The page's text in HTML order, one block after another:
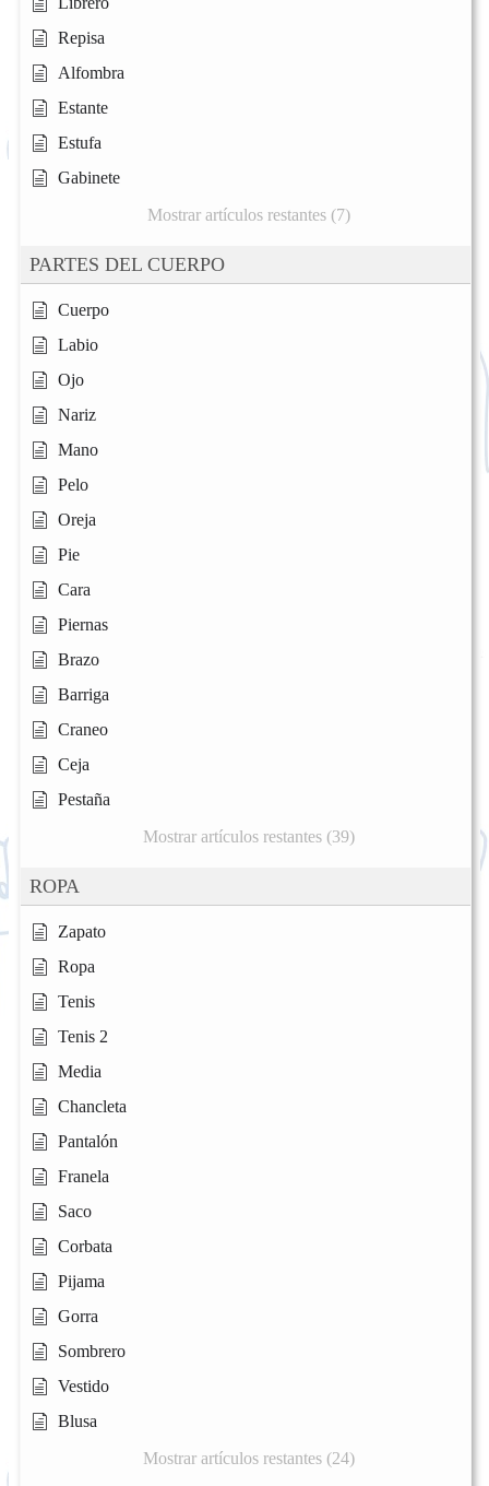
Repisa
Alfombra
Estante
Estufa
Gabinete
Mostrar artículos restantes (7)
PARTES DEL CUERPO
Cuerpo
Labio
Ojo
Nariz
Mano
Pelo
Oreja
Pie
Cara
Piernas
Brazo
Barriga
Craneo
Ceja
Pestaña
Mostrar artículos restantes (39)
ROPA
Zapato
Ropa
Tenis
Tenis 2
Media
Chancleta
Pantalón
Franela
Saco
Corbata
Pijama
Gorra
Sombrero
Vestido
Blusa
Mostrar artículos restantes (24)